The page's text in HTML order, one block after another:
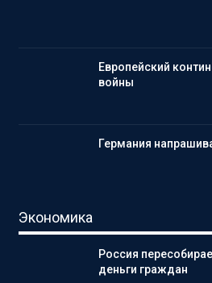
Европейский
войны
Германия
Экономика
Россия
деньги граждан